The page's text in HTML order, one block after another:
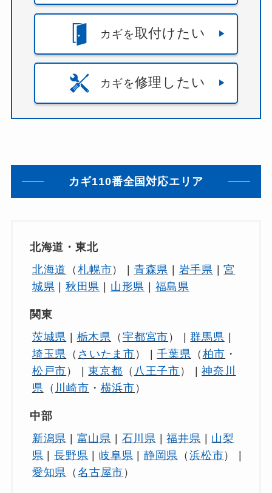
カギを取付けたい
カギを修理したい
カギ110番全国対応エリア
北海道・東北
北海道
（札幌市） | 青森県 | 岩手県 |宮
城県 | 秋田県 | 山形県 | 福島県
関東
茨城県 | 栃木県 （ 宇都宮市 ） |群馬県 |
埼玉県
（ さいたま市 ） |千葉県 （ 柏市 ・
松戸市 ） |東京都 （ 八王子市 ） |神奈川
県 （ 川崎市 ・ 横浜市 ）
中部
新潟県 | 富山県 | 石川県 |福井県 | 山梨
県 |長野県 | 岐阜県 | 静岡県 （ 浜松市） |
愛知県
（名古屋市 ）